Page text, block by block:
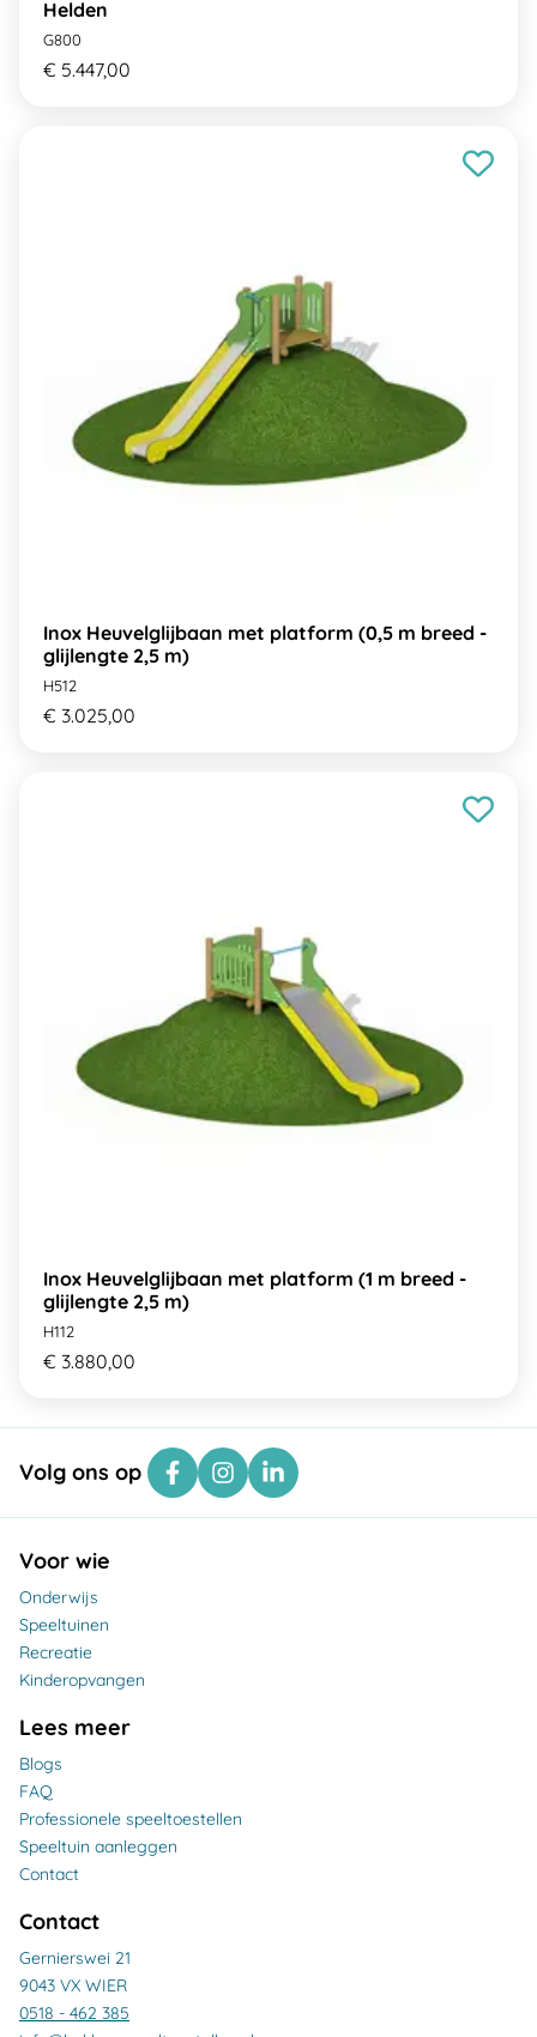
Helden
G800
€ 5.447,00
Inox Heuvelglijbaan met platform (0,5 m breed -
glijlengte 2,5 m)
H512
€ 3.025,00
Inox Heuvelglijbaan met platform (1 m breed -
glijlengte 2,5 m)
H112
€ 3.880,00
Volg ons op
Voor wie
Onderwijs
Speeltuinen
Recreatie
Kinderopvangen
Lees meer
Blogs
FAQ
Professionele speeltoestellen
Speeltuin aanleggen
Contact
Contact
Gernierswei 21
9043 VX WIER
0518 - 462 385